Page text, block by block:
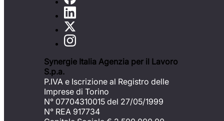
Synergie Italia Agenzia per il Lavoro
S.p.a.
P.IVA e Iscrizione al Registro delle
Imprese di Torino
N° 07704310015 del 27/05/1999
N° REA 917734